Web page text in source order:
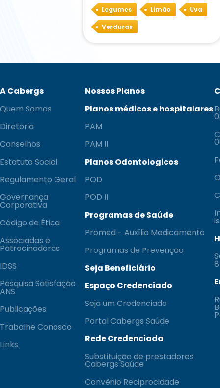
Legumes Limão Uva
Verduras
A Cabergs
Quem Somos
Diretoria
Conselhos
Estatuto Social
Regulamento Geral
Governança
Corporativa
Código de Ética
Associadas e
Patrocinadoras
IDSS
Pesquisa Satisfação
ANS
Publicações
Trabalhe Conosco
Links
Nossos Planos
Planos médicos e hospitalares
PAM
PAM II
Planos Odontologicos
POD
POD II
Programas de Saúde
Promed - Auxílio Medicamento
Programas de Prevenção
Seja Beneficiário
Espaço Credenciado
Seja um Credenciado
Portal Cabergs Saúde
Rede Credenciada
Substituição de prestadores
Cabergs Saúde
Convênio Reciprocidade